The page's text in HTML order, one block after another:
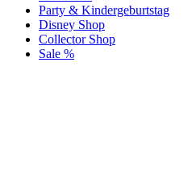
Party & Kindergeburtstag
Disney Shop
Collector Shop
Sale %